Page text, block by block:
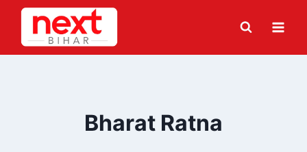
Skip
content
Bharat Ratna